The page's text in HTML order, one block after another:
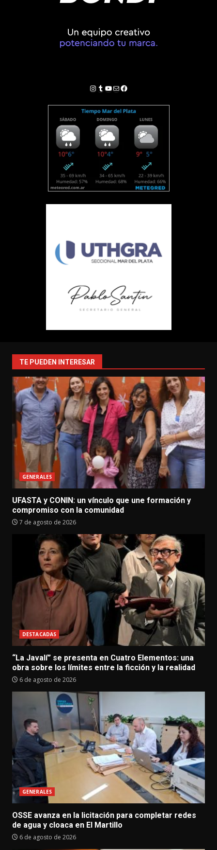
Instagram
Tumblr
YouTube
Correo electrónico
Facebook
TE PUEDEN INTERESAR
GENERALES
UFASTA y CONIN: un vínculo que une formación y
compromiso con la comunidad
7 de agosto de 2026
DESTACADAS
“La Javalí” se presenta en Cuatro Elementos: una
obra sobre los límites entre la ficción y la realidad
6 de agosto de 2026
GENERALES
OSSE avanza en la licitación para completar redes
de agua y cloaca en El Martillo
6 de agosto de 2026